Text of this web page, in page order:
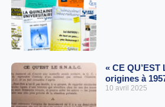
« CE
origines à
10 avril 2025